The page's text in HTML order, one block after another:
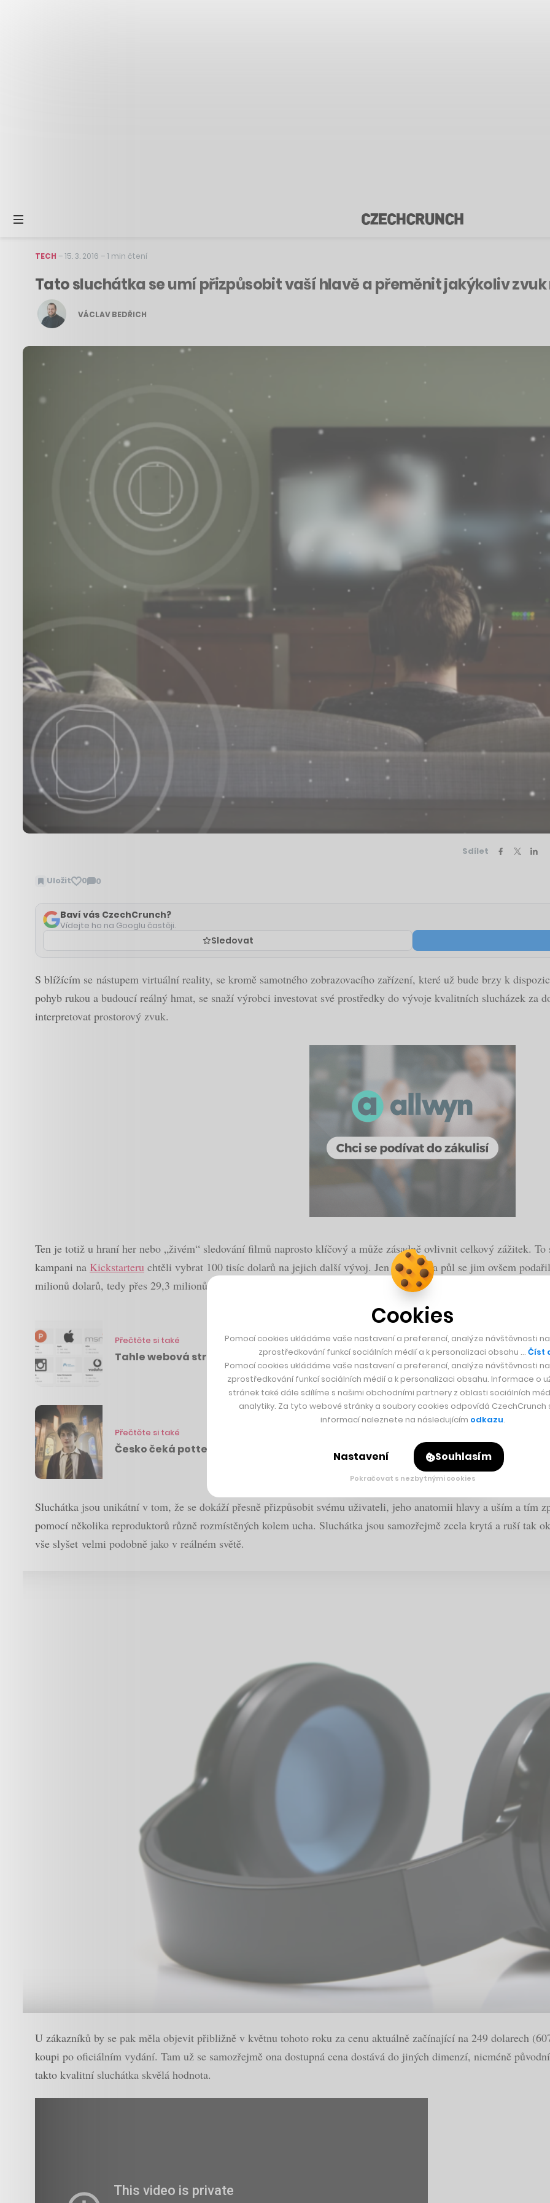
TECH –15. 3. 2016 –1 min čtení
Tato sluchátka se umí přizpůsobit vaší hlavě a přeměnit jakýkoliv
VÁCLAV BEDŘICH
Sdílet
Uložit 0 0
Zobrazit
Baví vás CzechCrunch?
Vídejte ho na Googlu častěji.
Sledovat
S blížícím se nástupem virtuální reality, se kromě samotného zobrazovacího zařízení, které už bude brzy k
pohyb rukou a budoucí reálný hmat, se snaží výrobci investovat své prostředky do vývoje kvalitních slucházek za
interpretovat prostorový zvuk.
Ten je totiž u hraní her nebo „živém“ sledování filmů naprosto klíčový a může zásadně ovlivnit celkový zážitek.
kampani na Kickstarteru chtěli vybrat 100 tisíc dolarů na jejich další vývoj. Jen za týden a půl se jim ovšem
milionů dolarů, tedy přes 29,3 milionů korun.
Přečtěte si také
Tahle webová stránka vám instantně najde a umožní stáhnout libovolné logo ve
Přečtěte si také
Česko čeká potterovské léto. Fanoušci ocení masivní výstavu i kino
Sluchátka jsou unikátní v tom, že se dokáží přesně přizpůsobit svému uživateli, jeho anatomii hlavy a uším a tím
pomocí několika reproduktorů různě rozmístěných kolem ucha. Sluchátka jsou samozřejmě zcela krytá a ruší
vše slyšet velmi podobně jako v reálném světě.
U zákazníků by se pak měla objevit přibližně v květnu tohoto roku za cenu aktuálně začínající na 249 dolarech
koupi po oficiálním vydání. Tam už se samozřejmě ona dostupná cena dostává do jiných dimenzí, nicméně
takto kvalitní sluchátka skvělá hodnota.
Cookies
Pomocí cookies ukládáme vaše nastavení a preferencí, analýze návštěvnosti
zprostředkování funkcí sociálních médií a k personalizaci obsahu … Číst
Pomocí cookies ukládáme vaše nastavení a preferencí, analýze návštěvnosti
zprostředkování funkcí sociálních médií a k personalizaci obsahu. Informace o
stránek také dále sdílíme s našimi obchodními partnery z oblasti sociálních
analytiky. Za tyto webové stránky a soubory cookies odpovídá CzechCrunch
informací naleznete na následujícím odkazu.
Nastavení Souhlasím
Pokračovat s nezbytnými cookies